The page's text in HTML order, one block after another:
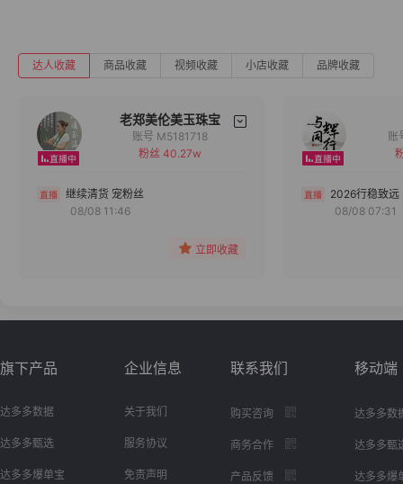
达人收藏 商品收藏 视频收藏 小店收藏 品牌收藏
老郑美伦美玉珠宝
备注
账号 M5181718
粉丝 40.27w
继续清货 宠粉丝
08/08 11:46
立即收藏
2026行稳致远
08/08 07:31
旗下产品
达多多数据
达多多甄选
达多多爆单宝
企业信息
关于我们
服务协议
免责声明
联系我们
购买咨询
商务合作
产品反馈
移动端
达多多数
达多多甄
达多多爆